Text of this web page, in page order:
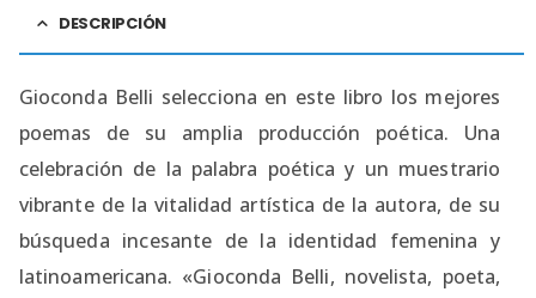
DESCRIPCIÓN
Gioconda Belli selecciona en este libro los mejores
poemas de su amplia producción poética. Una
celebración de la palabra poética y un muestrario
vibrante de la vitalidad artística de la autora, de su
búsqueda incesante de la identidad femenina y
latinoamericana. «Gioconda Belli, novelista, poeta,